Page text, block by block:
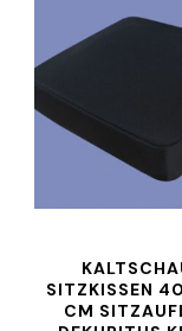
SITZKISSEN
CM